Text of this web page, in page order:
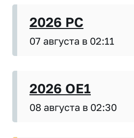
2026 PC
07 августа в 02:11
2026 OE1
08 августа в 02:30